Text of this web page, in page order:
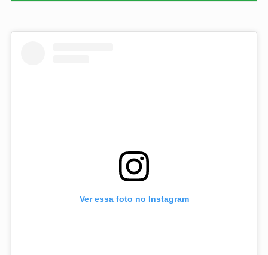
Ver essa foto no Instagram